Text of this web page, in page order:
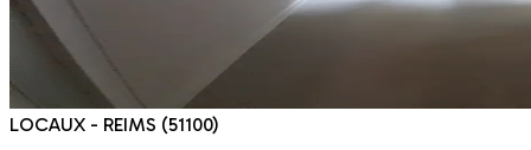
LOCAUX - REIMS (51100)